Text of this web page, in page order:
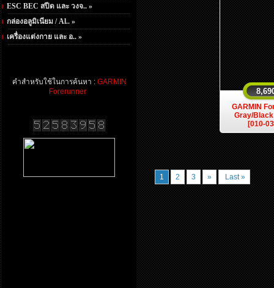
ESC BEC สปีด และ วงจ.. »
กล่องอลูมิเนียม / Al.. »
เครื่องแต่งกาย และ อ.. »
คำสำหรับใช้ในการค้นหา : GARMIN
Forerunner
GARMIN
Gray/
[010-
1 2 3 » Last »